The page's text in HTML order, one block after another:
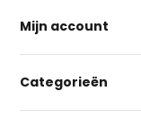
Mijn account
Categorieën